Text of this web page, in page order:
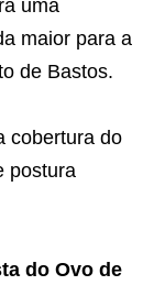
uma
maior para a
de Bastos.
cobertura do
postura
do Ovo de